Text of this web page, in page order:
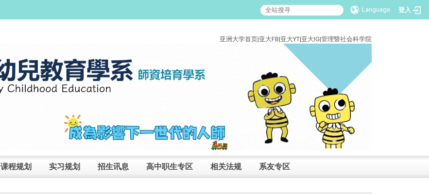
Language 登入
亚洲大学首页|亚大FB|亚大YT|亚大IG|管理暨社会科学院
课程规划 实习规划 招生讯息 高中职生专区 相关法规 系友专区